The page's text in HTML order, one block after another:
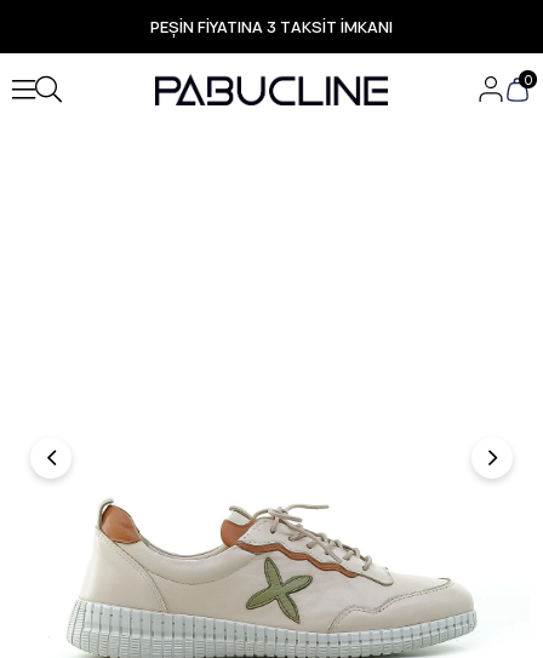
PEŞİN FİYATINA 3 TAKSİT İMKANI
TÜM ÜRÜNLERDE ÜCRETSİZ KARGO
Yeni Sezon Ürünlerde Özel Fırsatlar
Seçili Ürünlerde Hızlı Teslimat
0